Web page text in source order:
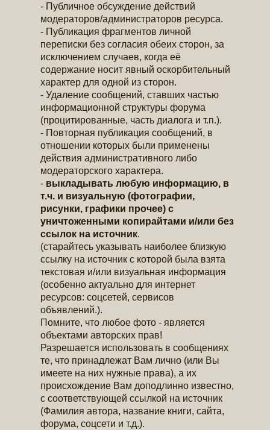
- Публичное обсуждение действий
модераторов/администраторов ресурса.
- Публикация фрагментов личной
переписки без согласия обеих сторон, за
исключением случаев, когда её
содержание носит явный оскорбительный
характер для одной из сторон.
- Удаление сообщений, ставших частью
информационной структуры форума
(процитированные, часть диалога и т.п.).
- Повторная публикация сообщений, в
отношении которых были применены
действия административного либо
модераторского характера.
- выкладывать любую информацию, в
т.ч. и визуальную (фотографии,
рисунки, графики прочее) с
уничтоженными копирайтами и/или без
ссылок на источник.
(старайтесь указывать наиболее близкую
ссылку на источник с которой была взята
текстовая и/или визуальная информация
(особенно актуально для интернет
ресурсов: соцсетей, сервисов
объявлений.).
Помните, что любое фото - является
объектами авторских прав!
Разрешается использовать в сообщениях
те, что принадлежат Вам лично (или Вы
имеете на них нужные права), а их
происхождение Вам доподлинно известно,
с соответствующей ссылкой на источник
(Фамилия автора, название книги, сайта,
форума, соцсети и т.д.).